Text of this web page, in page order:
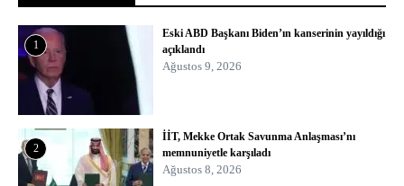
1
Eski ABD Başkanı Biden’ın kanserinin yayıldığı
açıklandı
Ağustos 9, 2026
2
İİT, Mekke Ortak Savunma Anlaşması’nı
memnuniyetle karşıladı
Ağustos 8, 2026